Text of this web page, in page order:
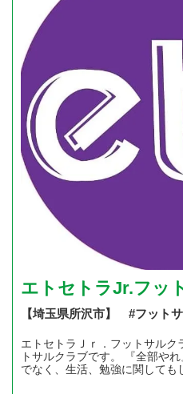
エトセトラJr.フッ
【埼玉県所沢市】 #フット
エトセトラＪｒ．フットサルク
トサルクラブです。 『全部や
でなく、生活、勉強に関しても